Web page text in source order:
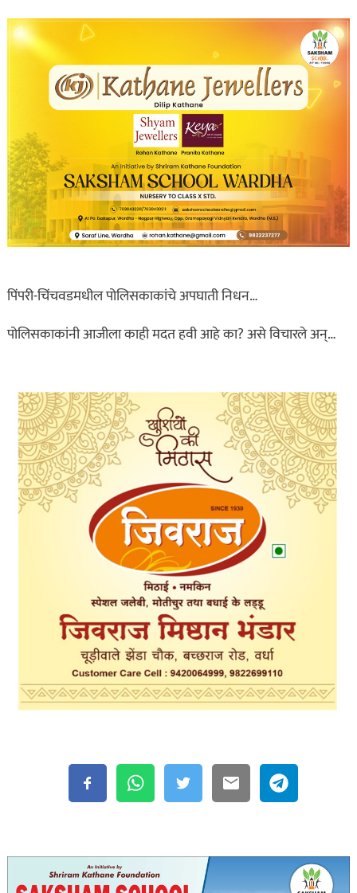
पिंपरी-चिंचवडमधील पोलिसकाकांचे अपघाती निधन…
पोलिसकाकांनी आजीला काही मदत हवी आहे का? असे विचारले अन्…